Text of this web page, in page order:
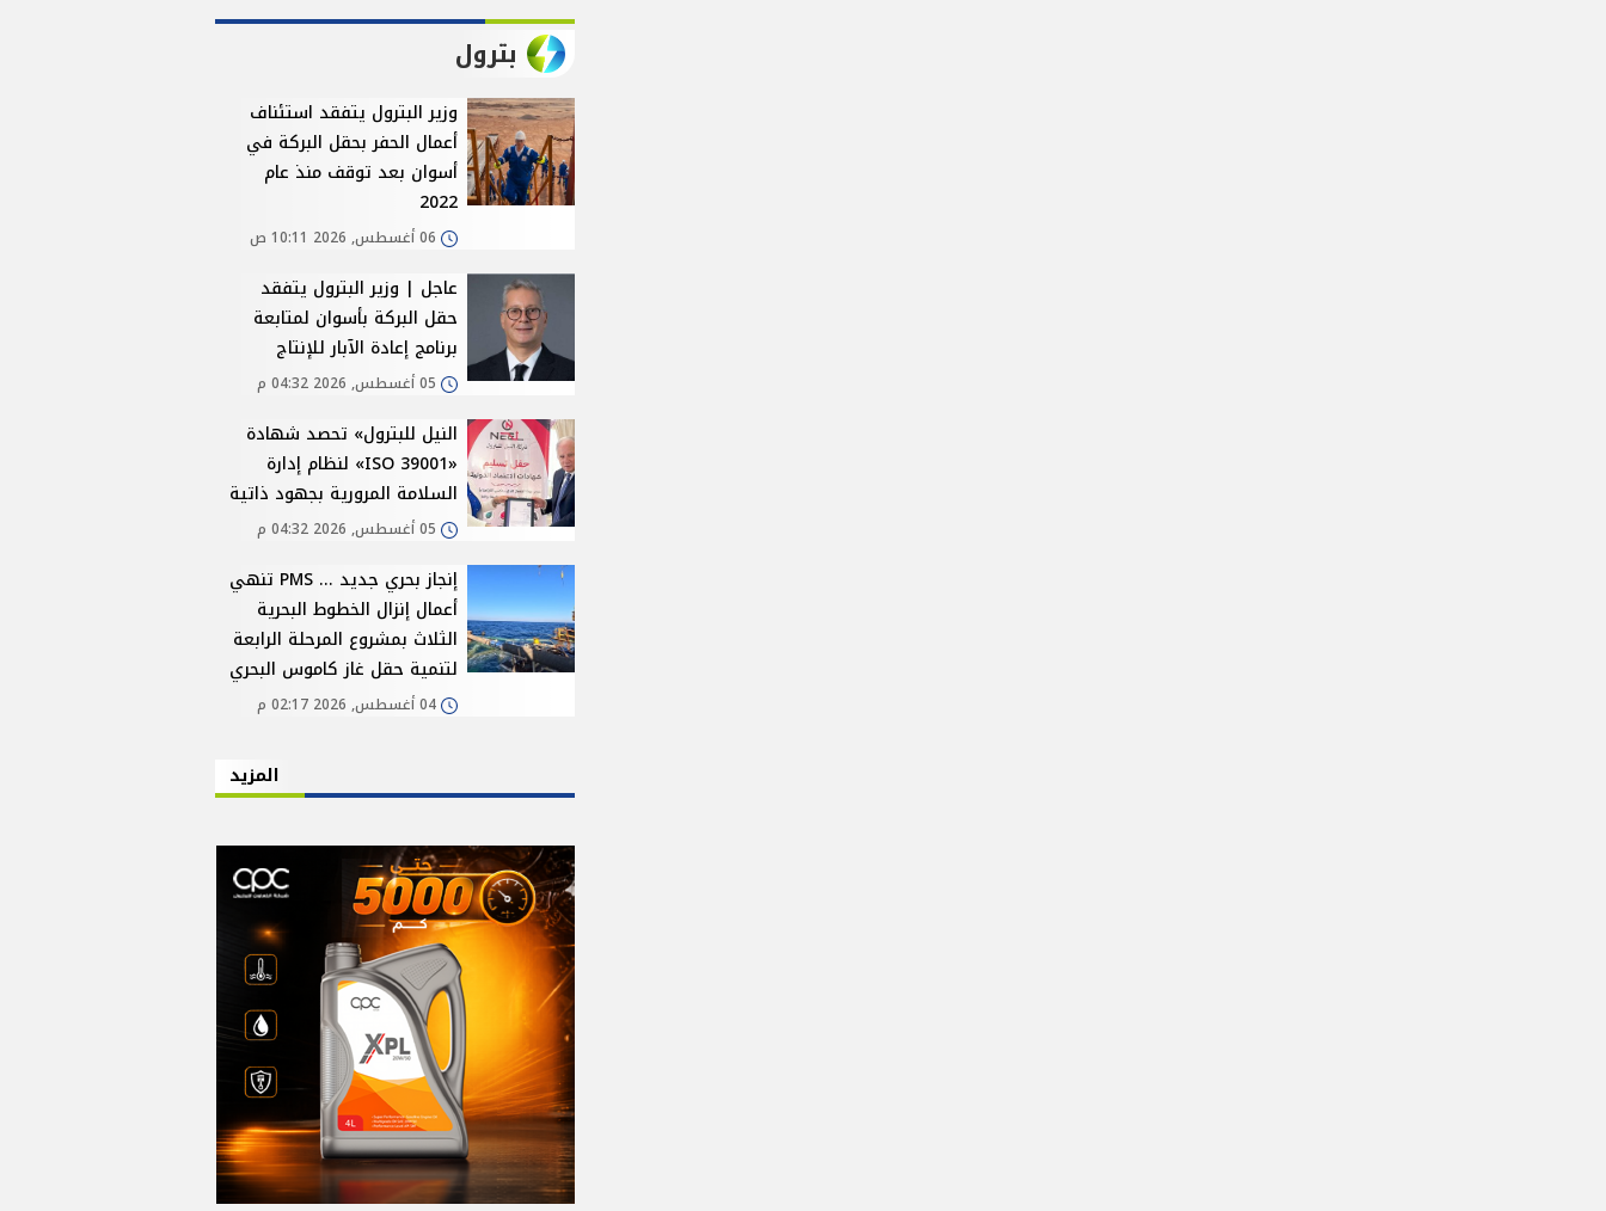
بترول
وزير البترول يتفقد استئناف
أعمال الحفر بحقل البركة في
أسوان بعد توقف منذ عام
2022
06 أغسطس, 2026 10:11 ص
عاجل | وزير البترول يتفقد
حقل البركة بأسوان لمتابعة
برنامج إعادة الآبار للإنتاج
05 أغسطس, 2026 04:32 م
النيل للبترول» تحصد شهادة
«ISO 39001» لنظام إدارة
السلامة المرورية بجهود ذاتية
05 أغسطس, 2026 04:32 م
إنجاز بحري جديد ... PMS تنهي
أعمال إنزال الخطوط البحرية
الثلاث بمشروع المرحلة الرابعة
لتنمية حقل غاز كاموس البحري
04 أغسطس, 2026 02:17 م
المزيد